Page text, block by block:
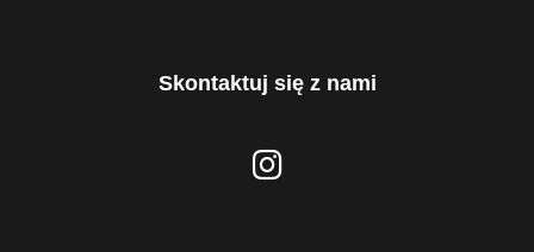
Skontaktuj się z nami